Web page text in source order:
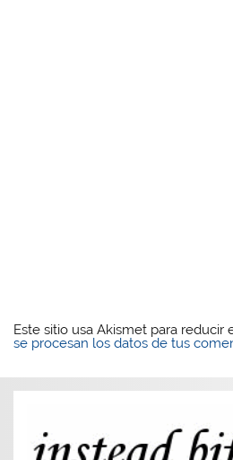
Este sitio usa Akismet para reducir
se procesan los datos de tus